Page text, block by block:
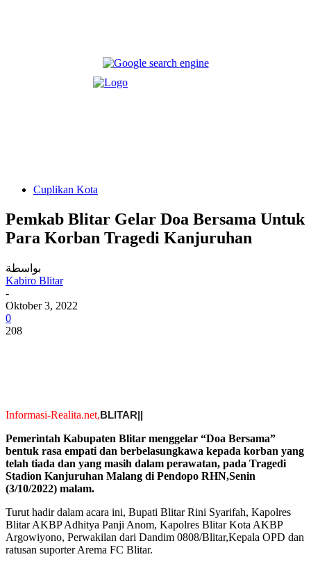
Cuplikan Kota
Pemkab Blitar Gelar Doa Bersama Untuk
Para Korban Tragedi Kanjuruhan
بواسطة
Kabiro Blitar
-
Oktober 3, 2022
0
208
Informasi-Realita.net,BLITAR||
Pemerintah Kabupaten Blitar menggelar “Doa Bersama”
bentuk rasa empati dan berbelasungkawa kepada korban yang
telah tiada dan yang masih dalam perawatan, pada Tragedi
Stadion Kanjuruhan Malang di Pendopo RHN,Senin
(3/10/2022) malam.
Turut hadir dalam acara ini, Bupati Blitar Rini Syarifah, Kapolres
Blitar AKBP Adhitya Panji Anom, Kapolres Blitar Kota AKBP
Argowiyono, Perwakilan dari Dandim 0808/Blitar,Kepala OPD dan
ratusan suporter Arema FC Blitar.